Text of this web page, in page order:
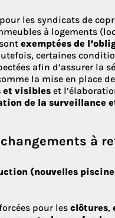
les syndicats de
à logements
exemptées de
certaines
afin d’assurer la
la mise en place de
et visibles et
de la surveillance
à
(nouvelles
pour les clôtures,